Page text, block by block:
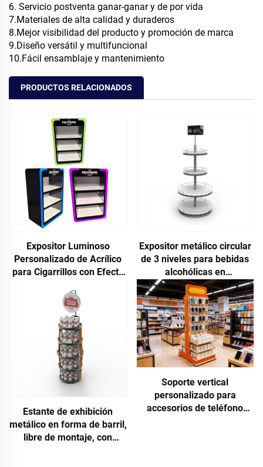
6. Servicio postventa ganar-ganar y de por vida
7.Materiales de alta calidad y duraderos
8.Mejor visibilidad del producto y promoción de marca
9.Diseño versátil y multifuncional
10.Fácil ensamblaje y mantenimiento
PRODUCTOS RELACIONADOS
Expositor Luminoso
Personalizado de Acrílico
para Cigarrillos con Efecto
Expositor metálico circular
de 3 niveles para bebidas
alcohólicas en
supermercados, bares y
tiendas de licores
Estante de exhibición
metálico en forma de barril,
libre de montaje, con
Soporte vertical
personalizado para
accesorios de teléfono